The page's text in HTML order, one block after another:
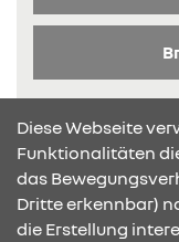
KONTAKT &
Diese Webseite
Funktionalitäten
das
Dritte erkennbar)
die Erstellung